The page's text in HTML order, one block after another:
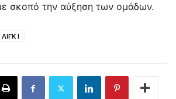
σκοπό την αύξηση των ομάδων.
Ι